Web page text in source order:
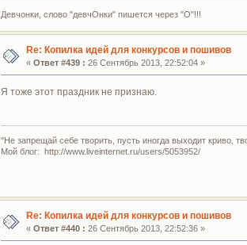
Девчонки, слово "девчОнки" пишется через "О"!!!
Re: Копилка идей для конкурсов и пошивов
« Ответ #439 : 26 Сентябрь 2013, 22:52:04 »
Я тоже этот праздник не признаю.
"Не запрещай себе творить, пусть иногда выходит криво,
Мой блог: http://www.liveinternet.ru/users/5053952/
Re: Копилка идей для конкурсов и пошивов
« Ответ #440 : 26 Сентябрь 2013, 22:52:36 »